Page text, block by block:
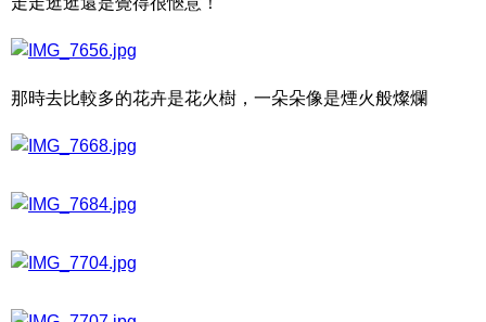
那時去比較多的花卉是花火樹，一朵朵像是煙火般燦爛